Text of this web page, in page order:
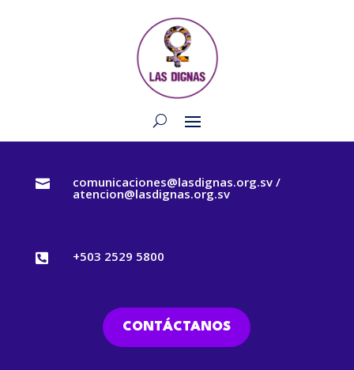
 comunicaciones@lasdignas.org.sv /
atencion@lasdignas.org.sv
 +503 2529 5800
CONTÁCTANOS